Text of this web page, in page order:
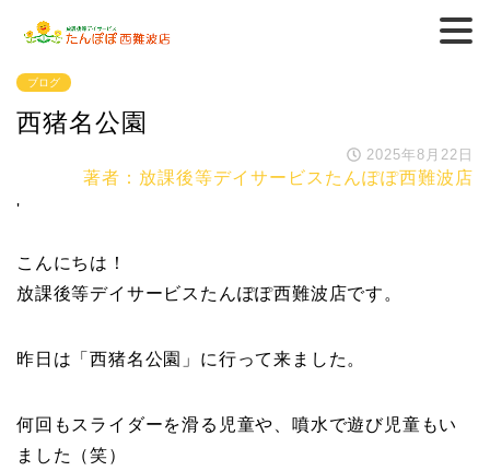
ブログ
西猪名公園
2025年8月22日
著者：放課後等デイサービスたんぽぽ西難波店
'
こんにちは！
放課後等デイサービスたんぽぽ西難波店です。
昨日は「西猪名公園」に行って来ました。
何回もスライダーを滑る児童や、噴水で遊び児童もい
ました（笑）